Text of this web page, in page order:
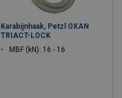
Karabijnhaak, Petzl OXAN
TRIACT-LOCK
MBF (kN): 16 - 16